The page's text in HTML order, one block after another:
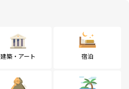
建築・アート 宿泊